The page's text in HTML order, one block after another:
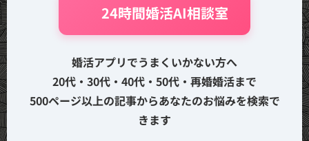
🤖 24時間婚活AI相談室
婚活アプリでうまくいかない方へ
20代・30代・40代・50代・再婚婚活まで
500ページ以上の記事からあなたのお悩みを検索で
きます